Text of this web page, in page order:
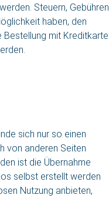
Steuern, Gebühren
haben, den
Bestellung mit Kreditkarte
sich nur so einen
von anderen Seiten
ist die Übernahme
selbst erstellt werden
Nutzung anbieten,